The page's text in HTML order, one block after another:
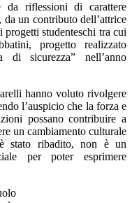
da riflessioni di carattere
un contributo dell’attrice
studenteschi tra cui
progetto realizzato
di sicurezza” nell’anno
hanno voluto rivolgere
l’auspicio che la forza e
possano contribuire a
un cambiamento culturale
stato ribadito, non è un
per poter esprimere